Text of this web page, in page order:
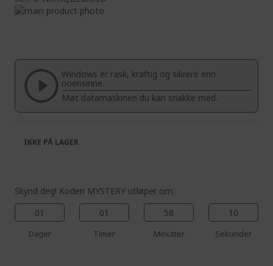
Skip
of
images
gallery
beginning
the
images
gallery
Windows er rask, kraftig og sikrere enn
noensinne.
Møt datamaskinen du kan snakke med.
Skynd deg! Koden MYSTERY utløper om:
01
Dager
01
Timer
58
Minutter
09
Sekunder
IKKE PÅ LAGER